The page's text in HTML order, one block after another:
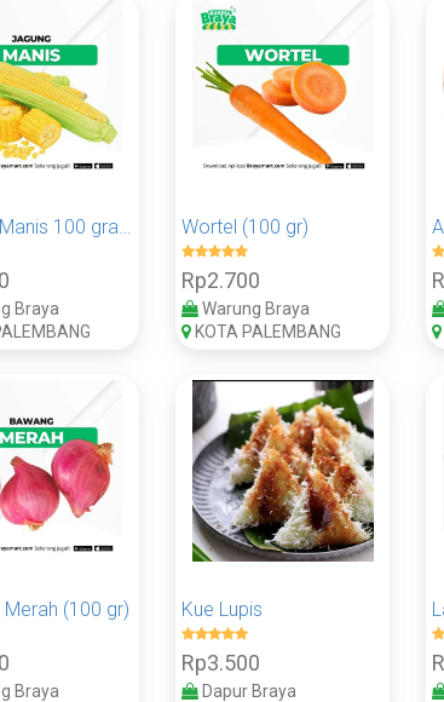
Braya
Wortel (100 gr)
Rp2.700
Warung Braya
KOTA PALEMBANG
(100 gr)
Braya
Kue Lupis
Rp3.500
Dapur Braya